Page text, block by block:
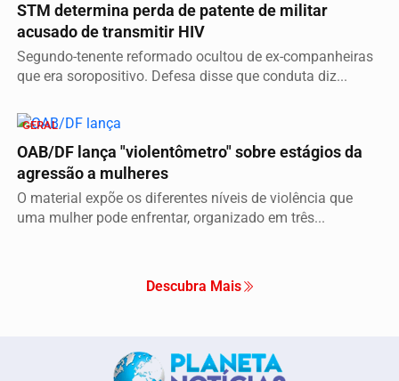
STM determina perda de patente de militar
acusado de transmitir HIV
Segundo-tenente reformado ocultou de ex-companheiras
que era soropositivo. Defesa disse que conduta diz...
GERAL
OAB/DF lança "violentômetro" sobre estágios da
agressão a mulheres
O material expõe os diferentes níveis de violência que
uma mulher pode enfrentar, organizado em três...
Descubra Mais